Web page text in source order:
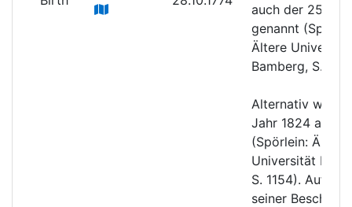
auch der
genannt
Ältere
Bamberg, S.
Alternativ wird
Jahr 1824
(Spörlein: Ältere
Universität
S. 1154).
seiner